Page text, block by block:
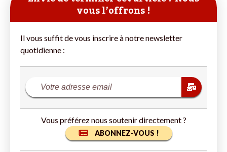
vous l’offrons !
Il vous suffit de vous inscrire à notre newsletter
quotidienne :
Vous préférez nous soutenir directement ?
ABONNEZ-VOUS !